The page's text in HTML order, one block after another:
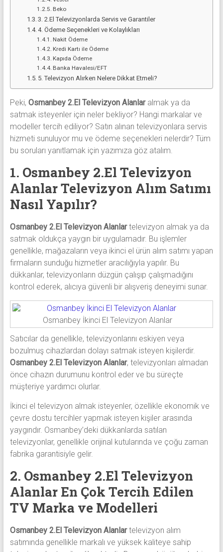
Beko
3. 2.El Televizyonlarda Servis ve Garantiler
4. Ödeme Seçenekleri ve Kolaylıkları
Nakit Ödeme
Kredi Kartı ile Ödeme
Kapıda Ödeme
Banka Havalesi/EFT
5. Televizyon Alırken Nelere Dikkat Etmeli?
Peki, Osmanbey 2.El Televizyon Alanlaralmak ya da
satmak isteyenler için neler bekliyor? Hangi markalar ve
modeller tercih ediliyor? Satın alınan televizyonlara servis
hizmeti sunuluyor mu ve ödeme seçenekleri nelerdir? Tüm
bu soruları yanıtlamak için yazımıza göz atalım.
1. Osmanbey 2.El Televizyon
Alanlar Televizyon Alım Satımı
Nasıl Yapılır?
Osmanbey 2.El Televizyon Alanlartelevizyon almak ya da
satmak oldukça yaygın bir uygulamadır. Bu işlemler
genellikle, mağazaların veya ikinci el ürün alım satımı yapan
firmaların sunduğu hizmetler aracılığıyla yapılır. Bu
dükkanlar, televizyonların düzgün çalışıp çalışmadığını
kontrol ederek, alıcıya güvenli bir alışveriş deneyimi sunar.
Osmanbey İkinci El Televizyon Alanlar
Satıcılar da genellikle, televizyonlarını eskiyen veya
bozulmuş cihazlardan dolayı satmak isteyen kişilerdir.
Osmanbey 2.El Televizyon Alanlar, televizyonları almadan
önce cihazın durumunu kontrol eder ve bu süreçte
müşteriye yardımcı olurlar.
İkinci el televizyon almak isteyenler, özellikle ekonomik ve
çevre dostu tercihler yapmak isteyen kişiler arasında
yaygındır. Osmanbey’deki dükkanlarda satılan
televizyonlar, genellikle orijinal kutularında ve çoğu zaman
fabrika garantisiyle gelir.
2. Osmanbey 2.El Televizyon
Alanlar En Çok Tercih Edilen
TV Marka ve Modelleri
Osmanbey 2.El Televizyon Alanlartelevizyon alım
satımında genellikle markalı ve yüksek kaliteye sahip